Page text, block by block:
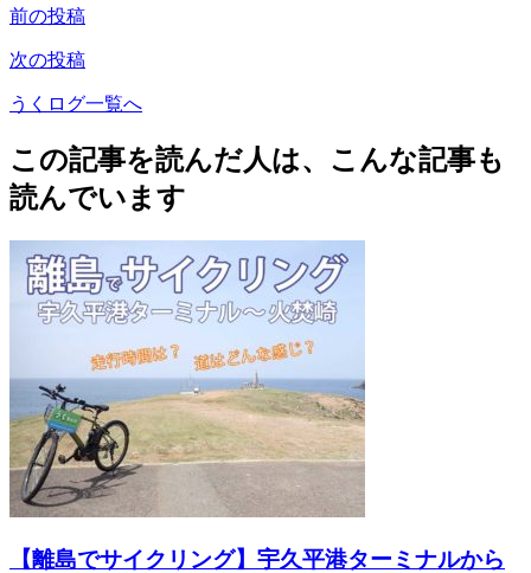
前の投稿
次の投稿
うくログ一覧へ
この記事を読んだ人は、こんな記事も
読んでいます
【離島でサイクリング】宇久平港ターミナルから